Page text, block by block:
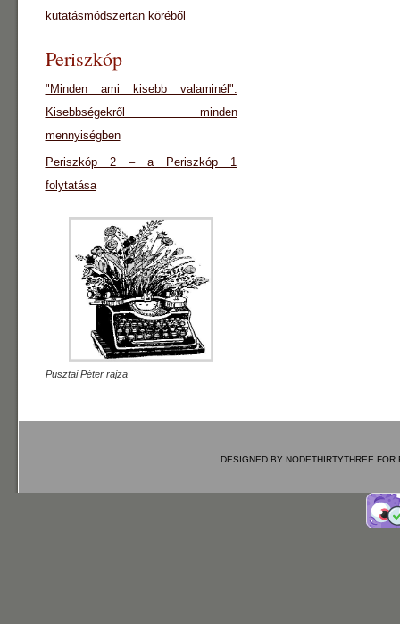
kutatásmódszertan köréből
Periszkóp
"Minden ami kisebb valaminél".
Kisebbségekről minden
mennyiségben
Periszkóp 2 – a Periszkóp 1
folytatása
Pusztai Péter rajza
DESIGNED BY NODETHIRTYTHREE FOR